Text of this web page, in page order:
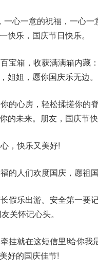
心一意的祝福，一心
快乐，国庆节日快乐。
宝箱，收获满满箱内藏
姐姐，愿你国庆乐无边。
的心房，轻松揉搓你的
的未来。朋友，国庆节
，快乐又美好!
的人们欢度国庆，愿祖
假乐出游。安全第一要
关怀记心头。
挂就在这短信里!给你
好的国庆佳节!